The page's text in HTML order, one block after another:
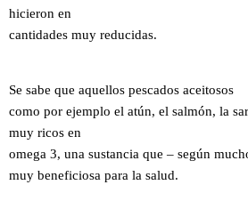
hicieron en
cantidades muy reducidas.
Se sabe que aquellos pescados aceitosos
como por ejemplo el atún, el salmón, la
muy ricos en
omega 3, una sustancia que – según
muy beneficiosa para la salud.